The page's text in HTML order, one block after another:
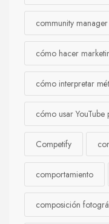
community
cómo hacer
cómo interpretar
cómo usar YouTube
Competify
comportamiento
composición